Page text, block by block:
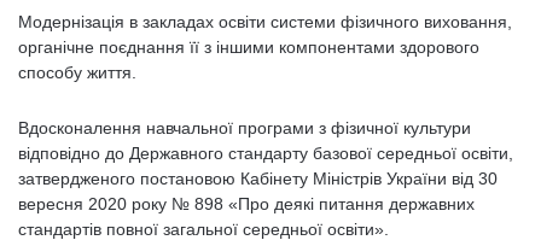
Модернізація в закладах освіти системи фізичного виховання,
органічне поєднання її з іншими компонентами здорового
способу життя.
Вдосконалення навчальної програми з фізичної культури
відповідно до Державного стандарту базової середньої освіти,
затвердженого постановою Кабінету Міністрів України від 30
вересня 2020 року № 898 «Про деякі питання державних
стандартів повної загальної середньої освіти».